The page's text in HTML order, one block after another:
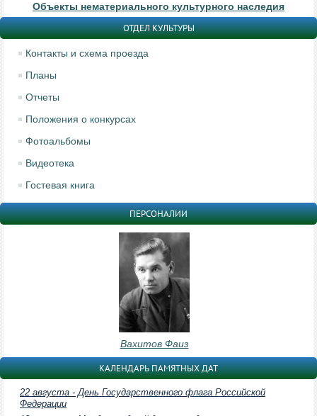
Объекты нематериального культурного наследия
ОТДЕЛ КУЛЬТУРЫ
Контакты и схема проезда
Планы
Отчеты
Положения о конкурсах
Фотоальбомы
Видеотека
Гостевая книга
ПЕРСОНАЛИИ
Вахитов Фаиз
КАЛЕНДАРЬ ПАМЯТНЫХ ДАТ
22 августа - День Государственного флага Российской
Федерации